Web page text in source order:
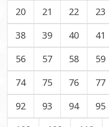
20
21 22 23
38
39 40 41
56
57 58 59
74
75 76 77
92
93 94 95